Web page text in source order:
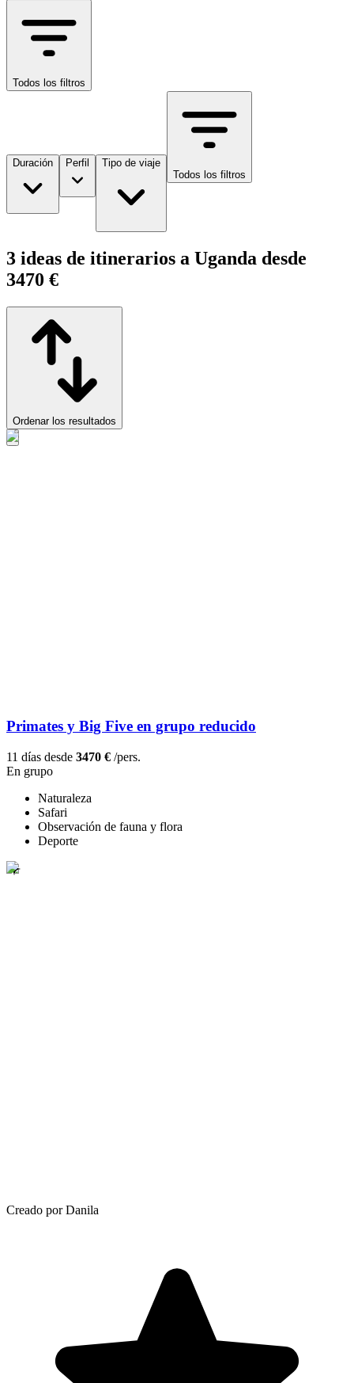
Todos los filtros
Duración Perfil
Tipo de viaje
Todos los filtros
3 ideas de itinerarios a Uganda desde
3470 €
Ordenar los resultados
Primates y Big Five en grupo reducido
11 días desde 3470 € /pers.
En grupo
Naturaleza
Safari
Observación de fauna y flora
Deporte
Creado por Danila